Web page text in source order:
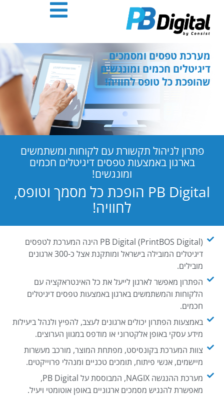
אנטר
מערכת טפסים ומסמכים
דיגיטלים חכמים ומונגשים
שהופכת כל טופס לחוויה!
פתרון לניהול תקשורת עם לקוחות ומשתמשים
בארגון באמצעות טפסים דיגיטלים חכמים
ומונגשים!
PB Digital הופכת כל מסמך וטופס,
לחוויה!
PB Digital (PrintBOS Digital) הינה המערכת לטפסים
דיגיטלים המובילה בישראל ומותקנת אצל כ-300 ארגונים
מובילים.
הפתרון מאפשר לארגון לייעל את כל האינטראקציה עם
הלקוחות והמשתמשים בארגון באמצעות טפסים דיגיטלים
חכמים.
באמצעות הפתרון יכולים ארגונים לעצב, להפיץ ולנהל ביעילות
מידע עסקי באופן אלקטרוני או מודפס במגוון הערוצים.
צוות המערכת בקונסיסט, מפתחת המוצר, מורכב מעשרות
מיישמים, אנשי פיתוח, תומכים טכניים ומנהלי פרוייקטים.
מערכת ההנגשה NAGIX, המבוססת על PB Digital,
מאפשרת להנגיש מסמכים ארגוניים באופן אוטומטי ויעיל.